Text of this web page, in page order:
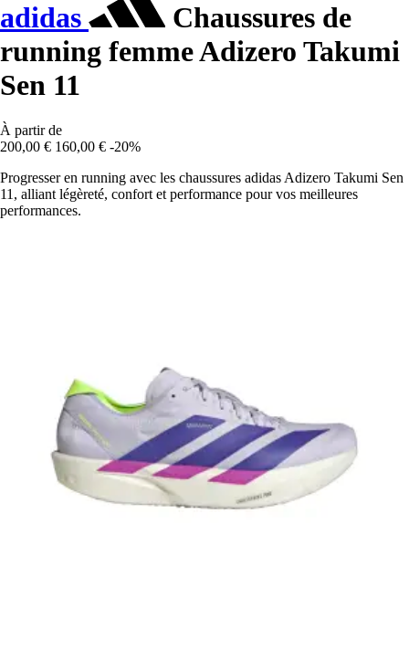
adidas
Chaussures de
running femme Adizero Takumi
Sen 11
À partir de
200,00 € 160,00 € -20%
Progresser en running avec les chaussures adidas Adizero Takumi Sen
11, alliant légèreté, confort et performance pour vos meilleures
performances.